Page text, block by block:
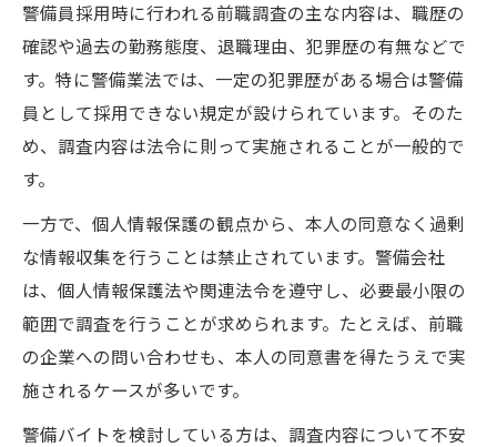
警備員採用時に行われる前職調査の主な内容は、職歴の
確認や過去の勤務態度、退職理由、犯罪歴の有無などで
す。特に警備業法では、一定の犯罪歴がある場合は警備
員として採用できない規定が設けられています。そのた
め、調査内容は法令に則って実施されることが一般的で
す。
一方で、個人情報保護の観点から、本人の同意なく過剰
な情報収集を行うことは禁止されています。警備会社
は、個人情報保護法や関連法令を遵守し、必要最小限の
範囲で調査を行うことが求められます。たとえば、前職
の企業への問い合わせも、本人の同意書を得たうえで実
施されるケースが多いです。
警備バイトを検討している方は、調査内容について不安